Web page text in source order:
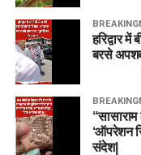
हरिद्वार
बरसे
‘ऑपरेशन
संदेश|